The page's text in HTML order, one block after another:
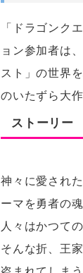
「ドラゴンク
ョン参加者は
スト」の世界
のいたずら大
ストーリー
神々に愛され
ーマを勇者の
人々はかつて
そんな折、王